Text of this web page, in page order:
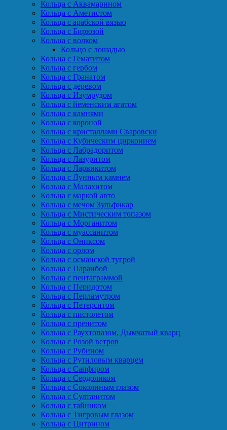
Кольца с Аквамарином
Кольца с Аметистом
Кольца с арабской вязью
Кольца с Бирюзой
Кольца с волком
Кольцо с лошадью
Кольца с Гематитом
Кольца с гербом
Кольца с Гранатом
Кольца с деревом
Кольца с Изумрудом
Кольца с йеменским агатом
Кольца с камнями
Кольца с короной
Кольца с кристаллами Сваровски
Кольца с Кубическим цирконием
Кольца с Лабрадоритом
Кольца с Лазуритом
Кольца с Ларвикитом
Кольца с Лунным камнем
Кольца с Малахитом
Кольца с маркой авто
Кольца с мечом Зульфикар
Кольца с Мистическим топазом
Кольца с Морганитом
Кольца с муассанитом
Кольца с Ониксом
Кольца с орлом
Кольца с османской тугрой
Кольца с Параибой
Кольца с пентаграммой
Кольца с Перидотом
Кольца с Перламутром
Кольца с Петерситом
Кольца с пистолетом
Кольца с пренитом
Кольца с Раухтопазом, Дымчатый кварц
Кольца с Розой ветров
Кольца с Рубином
Кольца с Рутиловым кварцем
Кольца с Сапфиром
Кольца с Сердоликом
Кольца с Соколиным глазом
Кольца с Султанитом
Кольца с тайником
Кольца с Тигровым глазом
Кольца с Цитрином